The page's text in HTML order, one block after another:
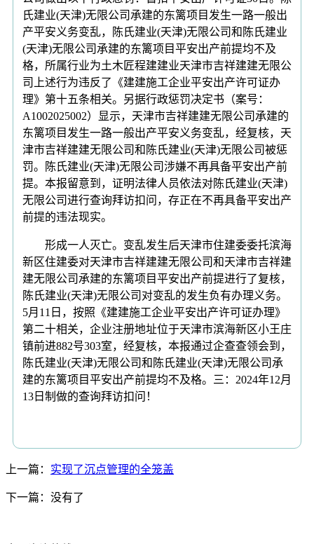
氏建业(天津)无限公司承建的东篱项目发生一路一般出
产平安义务变乱，陈氏建业(天津)无限公司和陈氏建业
(天津)无限公司承建的东篱项目平安出产前提均不及
格，所属行业为土木匠程建建业天津市吉祥建建无限公
司上述行为违反了《建建施工企业平安出产许可证办
理》第十五条相关。另据行政惩罚决定书（案号：
A1002025002）显示，天津市吉祥建建无限公司承建的
东篱项目发生一路一般出产平安义务变乱，经复核，天
津市吉祥建建无限公司和陈氏建业(天津)无限公司被惩
罚。陈氏建业(天津)无限公司涉嫌不再具备平安出产前
提。本报留意到，证明法律人员依法对陈氏建业(天津)
无限公司进行查询拜访扣问，存正在不再具备平安出产
前提的违法现实。
形成一人灭亡。变乱发生后天津市住建委委托滨海
新区住建委对天津市吉祥建建无限公司和天津市吉祥建
建无限公司承建的东篱项目平安出产前提进行了复核，
陈氏建业(天津)无限公司对变乱的发生负有办理义务。
5月11日，按照《建建施工企业平安出产许可证办理》
第二十相关，企业注册地址位于天津市滨海新区小王庄
镇前进882号303室，经复核，本报通过企查查领会到，
陈氏建业(天津)无限公司和陈氏建业(天津)无限公司承
建的东篱项目平安出产前提均不及格。三：2024年12月
13日制做的查询拜访扣问！
上一篇： 实现了沉点管理的全笼盖
下一篇：没有了